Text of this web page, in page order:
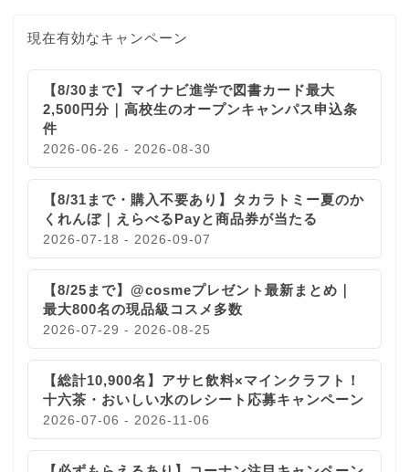
現在有効なキャンペーン
【8/30まで】マイナビ進学で図書カード最大
2,500円分｜高校生のオープンキャンパス申込条
件
2026-06-26 - 2026-08-30
【8/31まで・購入不要あり】タカラトミー夏のか
くれんぼ｜えらべるPayと商品券が当たる
2026-07-18 - 2026-09-07
【8/25まで】@cosmeプレゼント最新まとめ｜
最大800名の現品級コスメ多数
2026-07-29 - 2026-08-25
【総計10,900名】アサヒ飲料×マインクラフト！
十六茶・おいしい水のレシート応募キャンペーン
2026-07-06 - 2026-11-06